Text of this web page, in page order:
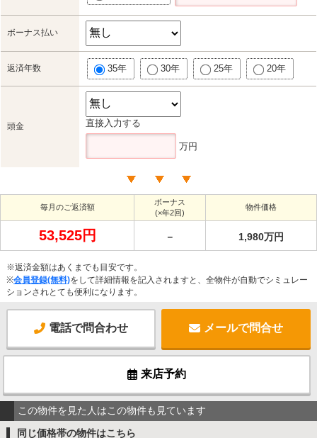
ボーナス払い
返済年数 35年 30年 25年 20年
頭金 直接入力する
万円
毎月のご返済額
ボーナス
(×年2回)
物件価格
53,525円 － 1,980万円
※返済金額はあくまでも目安です。
※会員登録(無料)をして詳細情報を記入されますと、全物件が自動でシミュレー
ションされとても便利になります。
電話で問合わせ メールで問合せ
来店予約
この物件を見た人はこの物件も見ています
同じ価格帯の物件はこちら